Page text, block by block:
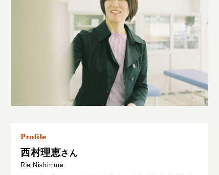
Profile
西村理恵さん
Rie Nishimura